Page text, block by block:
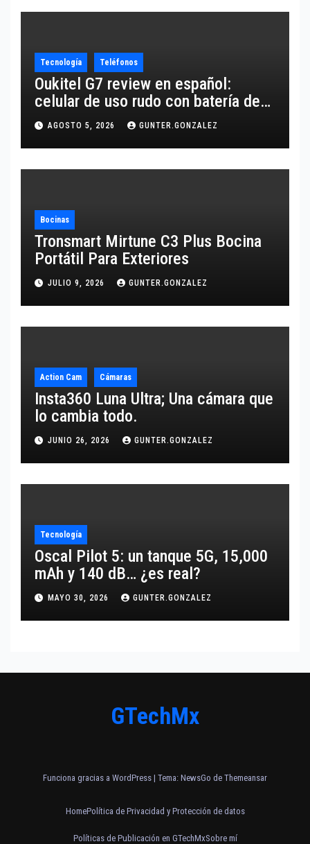
Tecnología Teléfonos
Oukitel G7 review en español:
celular de uso rudo con batería de
10,600 mAh
AGOSTO 5, 2026 GUNTER.GONZALEZ
Bocinas
Tronsmart Mirtune C3 Plus Bocina
Portátil Para Exteriores
JULIO 9, 2026 GUNTER.GONZALEZ
Action Cam Cámaras
Insta360 Luna Ultra; Una cámara que
lo cambia todo.
JUNIO 26, 2026 GUNTER.GONZALEZ
Tecnología
Oscal Pilot 5: un tanque 5G, 15,000
mAh y 140 dB… ¿es real?
MAYO 30, 2026 GUNTER.GONZALEZ
GTechMx
Funciona gracias a WordPress | Tema: NewsGo de Themeansar
HomePolítica de Privacidad y Protección de datos
Políticas de Publicación en GTechMxSobre mí